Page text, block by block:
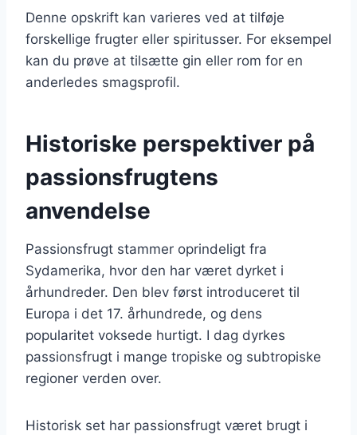
Denne opskrift kan varieres ved at tilføje
forskellige frugter eller spiritusser. For eksempel
kan du prøve at tilsætte gin eller rom for en
anderledes smagsprofil.
Historiske perspektiver på
passionsfrugtens
anvendelse
Passionsfrugt stammer oprindeligt fra
Sydamerika, hvor den har været dyrket i
århundreder. Den blev først introduceret til
Europa i det 17. århundrede, og dens
popularitet voksede hurtigt. I dag dyrkes
passionsfrugt i mange tropiske og subtropiske
regioner verden over.
Historisk set har passionsfrugt været brugt i